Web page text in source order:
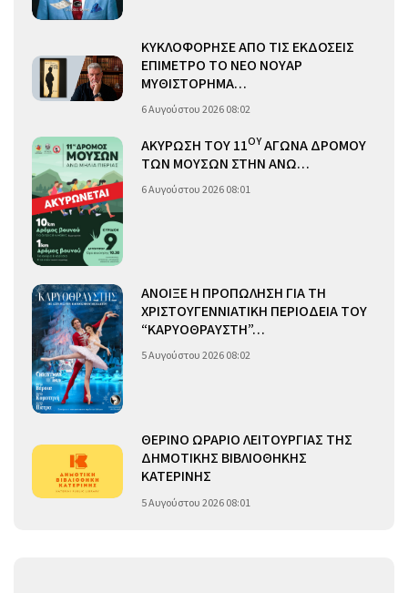
ΚΥΚΛΟΦΟΡΗΣΕ ΑΠΟ ΤΙΣ ΕΚΔΟΣΕΙΣ
ΕΠΙΜΕΤΡΟ ΤΟ ΝΕΟ ΝΟΥΑΡ
ΜΥΘΙΣΤΟΡΗΜΑ…
6 Αυγούστου 2026 08:02
ΑΚΥΡΩΣΗ ΤΟΥ 11ΟΥΑΓΩΝΑ ΔΡΟΜΟΥ
ΤΩΝ ΜΟΥΣΩΝ ΣΤΗΝ ΑΝΩ…
6 Αυγούστου 2026 08:01
ΑΝΟΙΞΕ Η ΠΡΟΠΩΛΗΣΗ ΓΙΑ ΤΗ
ΧΡΙΣΤΟΥΓΕΝΝΙΑΤΙΚΗ ΠΕΡΙΟΔΕΙΑ ΤΟΥ
“ΚΑΡΥΟΘΡΑΥΣΤΗ”…
5 Αυγούστου 2026 08:02
ΘΕΡΙΝΟ ΩΡΑΡΙΟ ΛΕΙΤΟΥΡΓΙΑΣ ΤΗΣ
ΔΗΜΟΤΙΚΗΣ ΒΙΒΛΙΟΘΗΚΗΣ
ΚΑΤΕΡΙΝΗΣ
5 Αυγούστου 2026 08:01